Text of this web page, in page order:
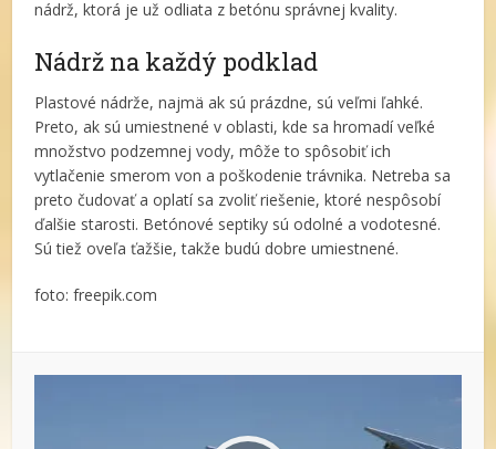
nádrž, ktorá je už odliata z betónu správnej kvality.
Nádrž na každý podklad
Plastové nádrže, najmä ak sú prázdne, sú veľmi ľahké.
Preto, ak sú umiestnené v oblasti, kde sa hromadí veľké
množstvo podzemnej vody, môže to spôsobiť ich
vytlačenie smerom von a poškodenie trávnika. Netreba sa
preto čudovať a oplatí sa zvoliť riešenie, ktoré nespôsobí
ďalšie starosti. Betónové septiky sú odolné a vodotesné.
Sú tiež oveľa ťažšie, takže budú dobre umiestnené.
foto: freepik.com